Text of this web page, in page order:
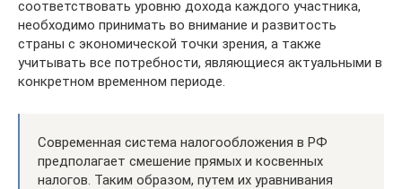
соответствовать уровню дохода каждого участника,
необходимо принимать во внимание и развитость
страны с экономической точки зрения, а также
учитывать все потребности, являющиеся актуальными в
конкретном временном периоде.
Современная система налогообложения в РФ
предполагает смешение прямых и косвенных
налогов. Таким образом, путем их уравнивания